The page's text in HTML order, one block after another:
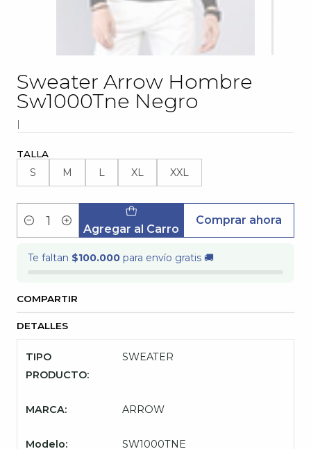
Sweater Arrow Hombre
Sw1000Tne Negro
|
TALLA
S M L XL XXL
Cantidad Agregar al Carro
Comprar ahora
Te faltan $100.000 para envío gratis 🚚
COMPARTIR
DETALLES
TIPO
PRODUCTO:
SWEATER
MARCA: ARROW
Modelo: SW1000TNE